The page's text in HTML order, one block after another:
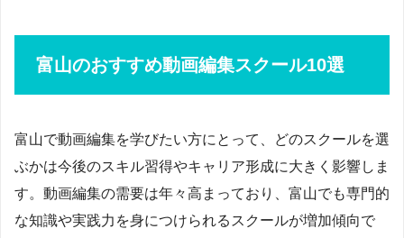
富山のおすすめ動画編集スクール10選
富山で動画編集を学びたい方にとって、どのスクールを選
ぶかは今後のスキル習得やキャリア形成に大きく影響しま
す。動画編集の需要は年々高まっており、富山でも専門的
な知識や実践力を身につけられるスクールが増加傾向で